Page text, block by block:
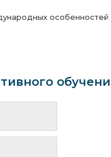
особенностей